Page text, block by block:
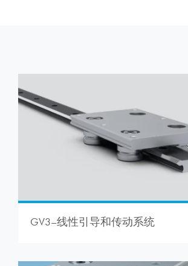
GV3–线性引导和传动系统